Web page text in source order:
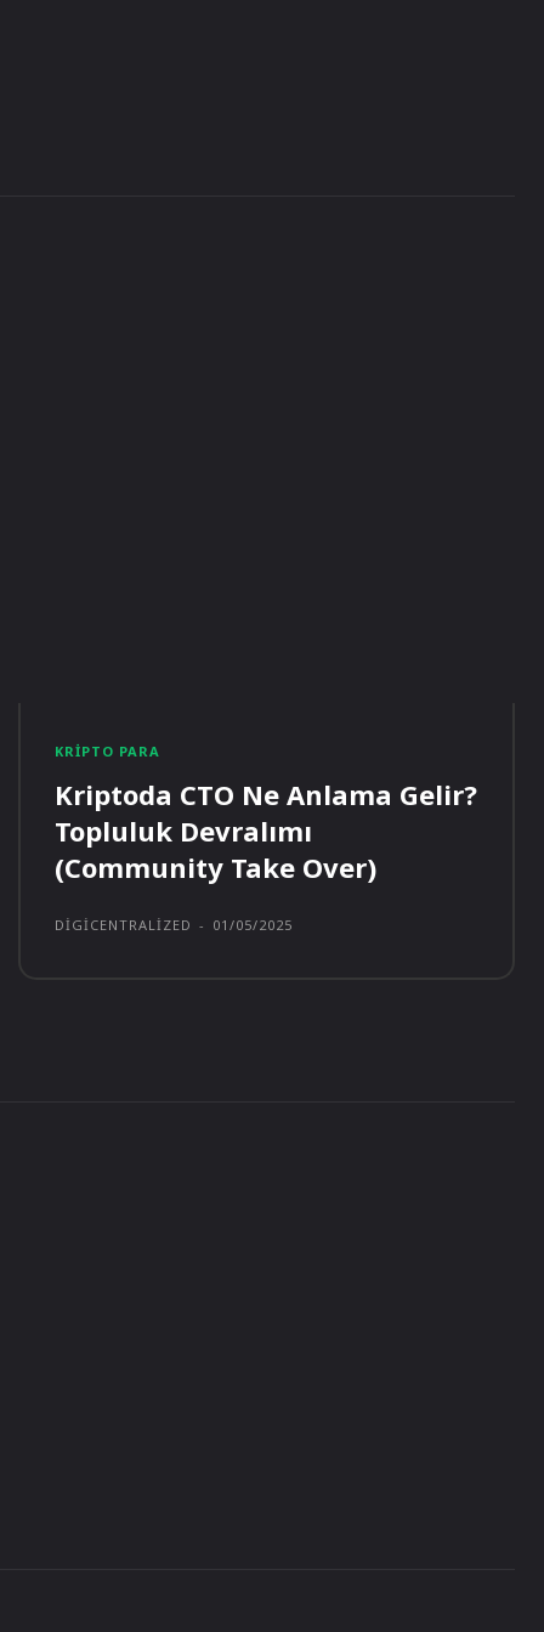
KRIPTO PARA
Kriptoda CTO Ne Anlama Gelir?
Topluluk Devralımı
(Community Take Over)
DIGICENTRALIZED - 01/05/2025